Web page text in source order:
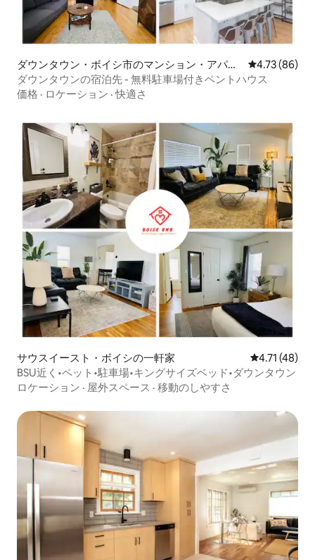
ダウンタウン・ボイシ市のマンション・アパー
ト
レビュー86
4.73 (86)
ダウンタウンの宿泊先 - 無料駐車場付きペントハウス
価格 · ロケーション ·快適さ
サウスイースト・ボイシの一軒家 レビュー48
4.71 (48)
BSU近く•ペット•駐車場•キングサイズベッド•ダウンタウン
ロケーション · 屋外スペース · 移動のしやすさ